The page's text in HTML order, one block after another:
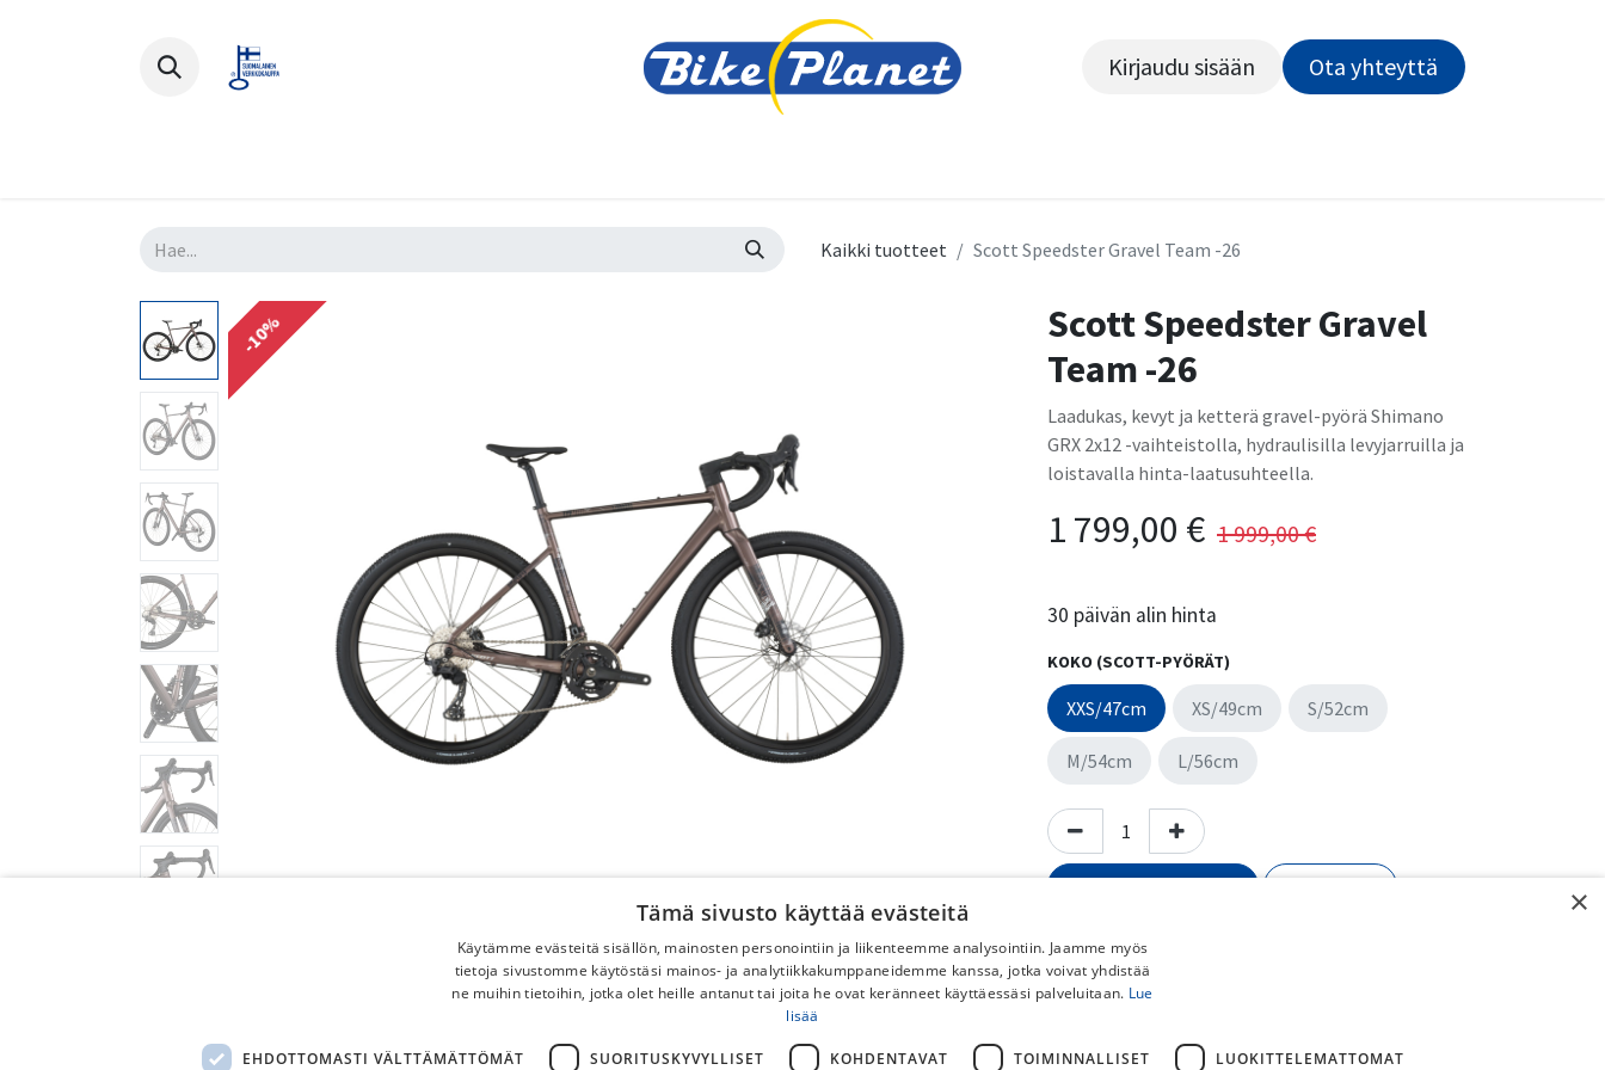
Kirjaudu sisään Ota yhteyttä​​​​​​
Kaikki tuotteet Scott Speedster Gravel Team -26
-10%
Scott Speedster Gravel
Team -26
Laadukas, kevyt ja ketterä gravel-pyörä Shimano
GRX 2x12 -vaihteistolla, hydraulisilla levyjarruilla ja
loistavalla hinta-laatusuhteella.
1 799,00 € 1 999,00€
30 päivän alin hinta
KOKO (SCOTT-PYÖRÄT)
XXS/47cm XS/49cm S/52cm
M/54cm L/56cm
Lisää toivelistalle
Vertaa
Väri:Plum Grey
×
Tämä sivusto käyttää evästeitä
Käytämme evästeitä sisällön, mainosten personointiin ja liikenteemme analysointiin. Jaamme myös
tietoja sivustomme käytöstäsi mainos- ja analytiikkakumppaneidemme kanssa, jotka voivat yhdistää
ne muihin tietoihin, jotka olet heille antanut tai joita he ovat keränneet käyttäessäsi palveluitaan. Lue
lisää
EHDOTTOMASTI VÄLTTÄMÄTTÖMÄT SUORITUSKYVYLLISET KOHDENTAVAT TOIMINNALLISET LUOKITTELEMATTOMAT